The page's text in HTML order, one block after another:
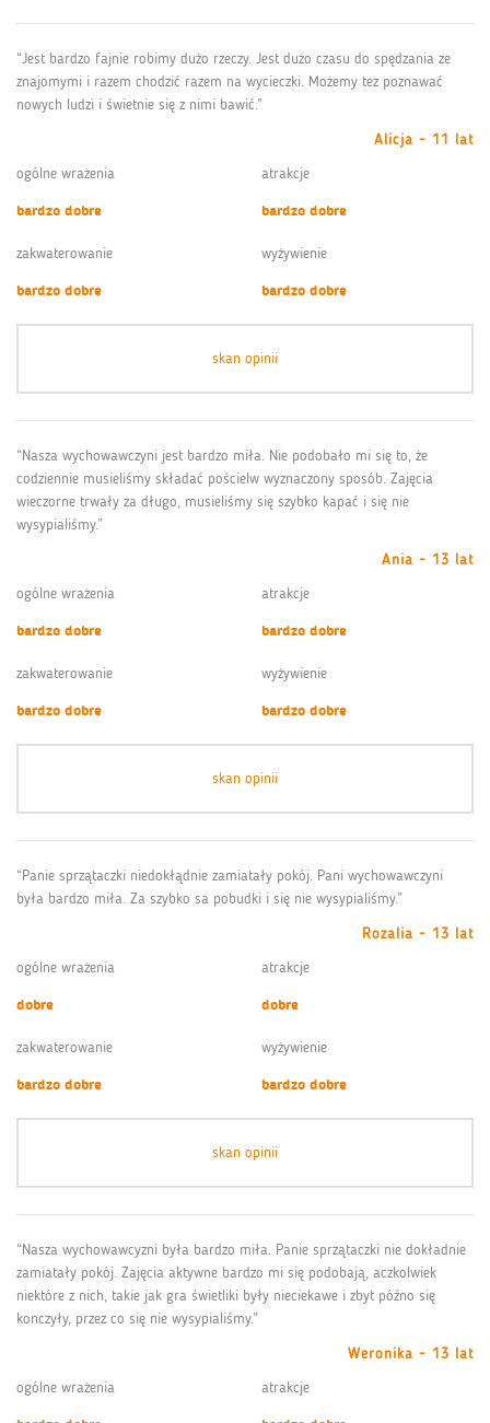
“Jest bardzo fajnie robimy dużo rzeczy. Jest dużo czasu do spędzania ze
znajomymi i razem chodzić razem na wycieczki. Możemy tez poznawać
nowych ludzi i świetnie się z nimi bawić.”
Alicja - 11 lat
ogólne wrażenia
bardzo dobre
atrakcje
bardzo dobre
zakwaterowanie
bardzo dobre
wyżywienie
bardzo dobre
skan opinii
“Nasza wychowawczyni jest bardzo miła. Nie podobało mi się to, że
codziennie musieliśmy składać pościelw wyznaczony sposób. Zajęcia
wieczorne trwały za długo, musieliśmy się szybko kapać i się nie
wysypialiśmy.”
Ania - 13 lat
ogólne wrażenia
bardzo dobre
atrakcje
bardzo dobre
zakwaterowanie
bardzo dobre
wyżywienie
bardzo dobre
skan opinii
“Panie sprzątaczki niedokłądnie zamiatały pokój. Pani wychowawczyni
była bardzo miła. Za szybko sa pobudki i się nie wysypialiśmy.”
Rozalia - 13 lat
ogólne wrażenia
dobre
atrakcje
dobre
zakwaterowanie
bardzo dobre
wyżywienie
bardzo dobre
skan opinii
“Nasza wychowawcyzni była bardzo miła. Panie sprzątaczki nie dokładnie
zamiatały pokój. Zajęcia aktywne bardzo mi się podobają, aczkolwiek
niektóre z nich, takie jak gra świetliki były nieciekawe i zbyt późno się
konczyły, przez co się nie wysypialiśmy.”
Weronika - 13 lat
ogólne wrażenia
atrakcje